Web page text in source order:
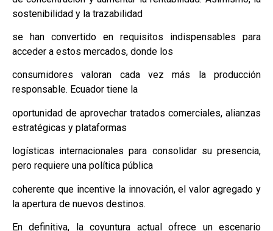
sostenibilidad y la trazabilidad
se han convertido en requisitos indispensables para
acceder a estos mercados, donde los
consumidores valoran cada vez más la producción
responsable. Ecuador tiene la
oportunidad de aprovechar tratados comerciales, alianzas
estratégicas y plataformas
logísticas internacionales para consolidar su presencia,
pero requiere una política pública
coherente que incentive la innovación, el valor agregado y
la apertura de nuevos destinos.
En definitiva, la coyuntura actual ofrece un escenario